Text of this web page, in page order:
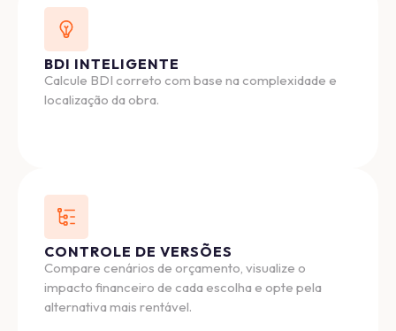
BDI INTELIGENTE
Calcule BDI correto com base na complexidade e
localização da obra.
CONTROLE DE VERSÕES
Compare cenários de orçamento, visualize o
impacto financeiro de cada escolha e opte pela
alternativa mais rentável.